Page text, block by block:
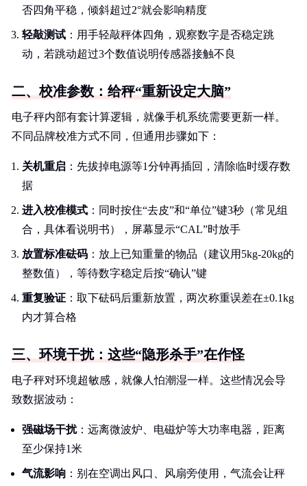
否四角平稳，倾斜超过2°就会影响精度
轻敲测试 ：用手轻敲秤体四角，观察数字是否稳定跳
动，若跳动超过3个数值说明传感器接触不良
二、校准参数：给秤“重新设定大脑”
电子秤内部有套计算逻辑，就像手机系统需要更新一样。
不同品牌校准方式不同，但通用步骤如下：
关机重启 ：先拔掉电源等1分钟再插回，清除临时缓存数
据
进入校准模式 ：同时按住“去皮”和“单位”键3秒（常见组
合，具体看说明书），屏幕显示“CAL”时放手
放置标准砝码 ：放上已知重量的物品（建议用5kg-20kg的
整数值），等待数字稳定后按“确认”键
重复验证 ：取下砝码后重新放置，两次称重误差在±0.1kg
内才算合格
三、环境干扰：这些“隐形杀手”在作怪
电子秤对环境超敏感，就像人怕潮湿一样。这些情况会导
致数据波动：
强磁场干扰：远离微波炉、电磁炉等大功率电器，距离
至少保持1米
气流影响 ：别在空调出风口、风扇旁使用，气流会让秤